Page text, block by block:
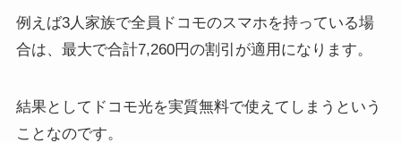
例えば3人家族で全員ドコモのスマホを持っている場
合は、最大で合計7,260円の割引が適用になります。
結果として ドコモ光を実質無料で使えてしまう という
ことなのです。